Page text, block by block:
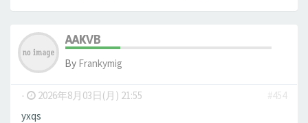
AAKVB
By Frankymig
- 2026年8月03日(月) 21:55
#454
yxqs